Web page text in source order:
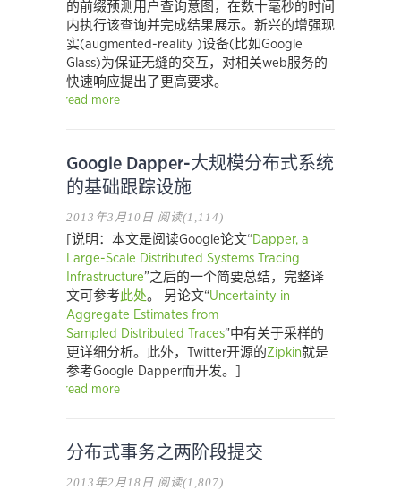
的前缀预测用户查询意图，在数十毫秒的时间
内执行该查询并完成结果展示。新兴的增强现
实(augmented-reality )设备(比如Google
Glass)为保证无缝的交互，对相关web服务的
快速响应提出了更高要求。
read more
Google Dapper-大规模分布式系统
的基础跟踪设施
2013年3月10日 阅读(1,114)
[说明：本文是阅读Google论文“ Dapper, a
Large-Scale Distributed Systems Tracing
Infrastructure”之后的一个简要总结，完整译
文可参考 此处。 另论文“Uncertainty in
Aggregate Estimates from
Sampled Distributed Traces”中有关于采样的
更详细分析。此外，Twitter开源的Zipkin就是
参考Google Dapper而开发。]
read more
分布式事务之两阶段提交
2013年2月18日 阅读(1,807)